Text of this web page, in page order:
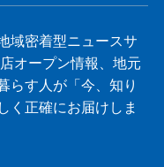
域密着型ニュースサ
オープン情報、地元
らす人が「今、知り
く正確にお届けしま